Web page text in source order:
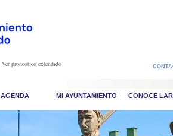
Ver pronostico extendido
AGENDA MI AYUNTAMIENTO CONOCE